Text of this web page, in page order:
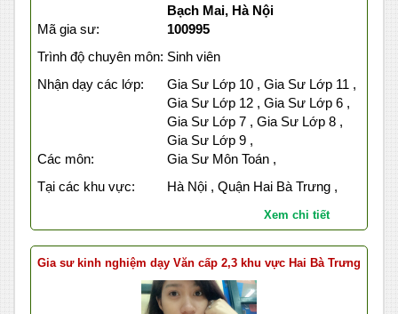
Bạch Mai, Hà Nội
Mã gia sư:
100995
Trình độ chuyên môn: Sinh viên
Nhận dạy các lớp:
Gia Sư Lớp 10 , Gia Sư Lớp 11 ,
Gia Sư Lớp 12 , Gia Sư Lớp 6 ,
Gia Sư Lớp 7 , Gia Sư Lớp 8 ,
Gia Sư Lớp 9 ,
Các môn:
Gia Sư Môn Toán ,
Tại các khu vực:
Hà Nội , Quận Hai Bà Trưng ,
Xem chi tiết
Gia sư kinh nghiệm dạy Văn cấp 2,3 khu vực Hai Bà Trưng